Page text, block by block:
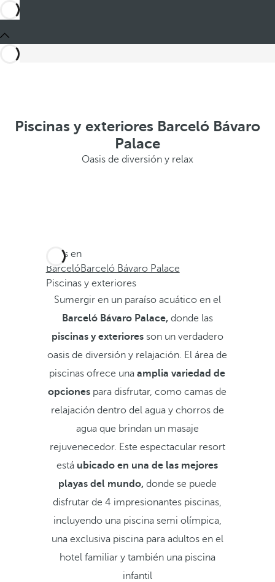
Piscinas y exteriores Barceló Bávaro
Palace
Oasis de diversión y relax
Estás en
BarcelóBarceló Bávaro Palace
Piscinas y exteriores
Sumergir en un paraíso acuático en el
Barceló Bávaro Palace, donde las
piscinas y exterioresson un verdadero
oasis de diversión y relajación. El área de
piscinas ofrece unaamplia variedad de
opciones para disfrutar, como camas de
relajación dentro del agua y chorros de
agua que brindan un masaje
rejuvenecedor. Este espectacular resort
está ubicado en una de las mejores
playas del mundo,donde se puede
disfrutar de 4 impresionantes piscinas,
incluyendo una piscina semi olímpica,
una exclusiva piscina para adultos en el
hotel familiar y también una piscina
infantil